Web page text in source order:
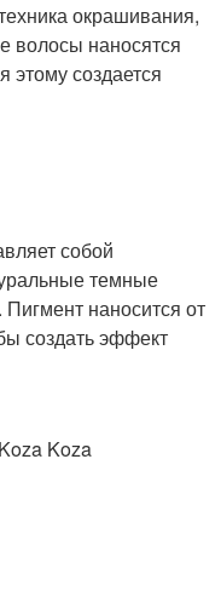
окрашивания,
волосы наносятся
этому создается
собой
темные
наносится от
создать эффект
Koza